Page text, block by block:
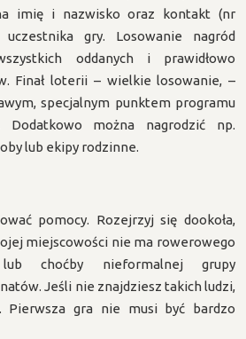
imię i nazwisko oraz kontakt (nr
gry. Losowanie nagród
oddanych i prawidłowo
Finał loterii – wielkie losowanie, –
specjalnym punktem programu
Dodatkowo można nagrodzić np.
lub ekipy rodzinne.
pomocy. Rozejrzyj się dookoła,
miejscowości nie ma rowerowego
lub choćby nieformalnej grupy
Jeśli nie znajdziesz takich ludzi,
Pierwsza gra nie musi być bardzo